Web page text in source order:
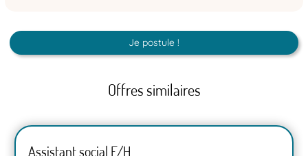
Je postule !
Offres similaires
Assistant social F/H